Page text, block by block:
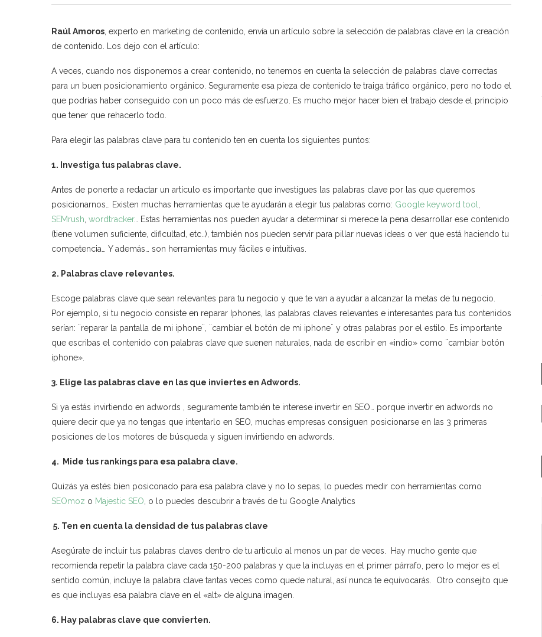
Raúl Amoros , experto en marketing de contenido, envía un artículo sobre la selección de palabras clave en la creación
de contenido. Los dejo con el artículo:
A veces, cuando nos disponemos a crear contenido, no tenemos en cuenta la selección de palabras clave correctas
para un buen posicionamiento orgánico. Seguramente esa pieza de contenido te traiga tráfico orgánico, pero no todo el
que podrías haber conseguido con un poco más de esfuerzo. Es mucho mejor hacer bien el trabajo desde el principio
que tener que rehacerlo todo.
Para elegir las palabras clave para tu contenido ten en cuenta los siguientes puntos:
1. Investiga tus palabras clave.
Antes de ponerte a redactar un artículo es importante que investigues las palabras clave por las que queremos
posicionarnos… Existen muchas herramientas que te ayudarán a elegir tus palabras como: Google keyword tool
SEMrush wordtracker… Estas herramientas nos pueden ayudar a determinar si merece la pena desarrollar ese contenido
(tiene volumen suficiente, dificultad, etc..), también nos pueden servir para pillar nuevas ideas o ver que está haciendo tu
competencia… Y además… son herramientas muy fáciles e intuitivas.
2. Palabras clave relevantes.
Escoge palabras clave que sean relevantes para tu negocio y que te van a ayudar a alcanzar la metas de tu negocio.
Por ejemplo, si tu negocio consiste en reparar Iphones, las palabras claves relevantes e interesantes para tus contenidos
serían: ¨reparar la pantalla de mi iphone¨, ¨cambiar el botón de mi iphone¨ y otras palabras por el estilo. Es importante
que escribas el contenido con palabras clave que suenen naturales, nada de escribir en «indio» como ¨cambiar botón
iphone».
3. Elige las palabras clave en las que inviertes en Adwords.
Si ya estás invirtiendo en adwords , seguramente también te interese invertir en SEO… porque invertir en adwords no
quiere decir que ya no tengas que intentarlo en SEO, muchas empresas consiguen posicionarse en las 3 primeras
posiciones de los motores de búsqueda y siguen invirtiendo en adwords.
4. Mide tus rankings para esa palabra clave.
Quizás ya estés bien posiconado para esa palabra clave y no lo sepas, lo puedes medir con herramientas como
SEOmoz o Majestic SEO , o lo puedes descubrir a través de tu Google Analytics
5. Ten en cuenta la densidad de tus palabras clave
Asegúrate de incluir tus palabras claves dentro de tu artìculo al menos un par de veces. Hay mucho gente que
recomienda repetir la palabra clave cada 150-200 palabras y que la incluyas en el primer párrafo, pero lo mejor es el
sentido común, incluye la palabra clave tantas veces como quede natural, así nunca te equivocarás. Otro consejito que
es que incluyas esa palabra clave en el «alt» de alguna imagen.
6. Hay palabras clave que convierten.